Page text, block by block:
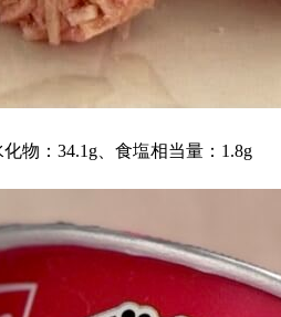
物：34.1g、食塩相当量：1.8g